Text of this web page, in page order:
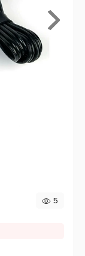
5